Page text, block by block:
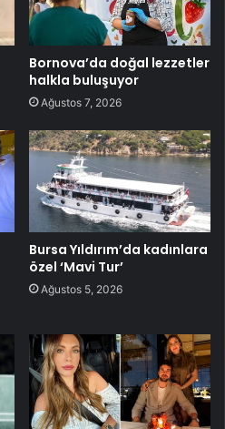
Bornova’da doğal lezzetler
halkla buluşuyor
Ağustos 7, 2026
Bursa Yıldırım’da kadınlara
özel ‘Mavi Tur’
Ağustos 5, 2026